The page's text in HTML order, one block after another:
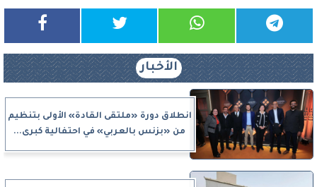
الأخبار
انطلاق دورة «ملتقى القادة» الأولى بتنظيم
من «بزنس بالعربي» في احتفالية كبرى...